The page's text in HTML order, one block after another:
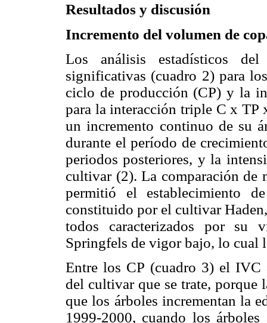
Resultados y discusión
Incremento del volumen de
Los análisis estadísticos del
significativas (cuadro 2) para
ciclo de producción (CP) y la
para la interacción triple C x TP
un incremento continuo de su
durante el período de
periodos posteriores, y la
cultivar (2). La comparación de
permitió el establecimiento
constituido por el cultivar
todos caracterizados por
Springfels de vigor bajo, lo cual
Entre los CP (cuadro 3) el IVC
del cultivar que se trate, porque
que los árboles incrementan la
1999-2000, cuando los